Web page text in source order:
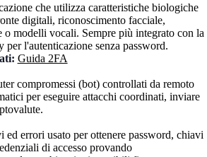
che utilizza caratteristiche biologiche
digitali, riconoscimento facciale,
o modelli vocali. Sempre più integrato con la
per l'autenticazione senza password.
Guida 2FA
compromessi (bot) controllati da remoto
per eseguire attacchi coordinati, inviare
ed errori usato per ottenere password, chiavi
di accesso provando